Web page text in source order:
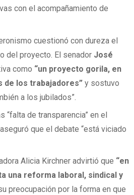
con el acompañamiento de
cuestionó con dureza el
del proyecto. El senador José
como “un proyecto gorila, en
de los trabajadores” y sostuvo
a los jubilados”.
“falta de transparencia” en el
que el debate “está viciado
Alicia Kirchner advirtió que “en
una reforma laboral, sindical y
preocupación por la forma en que